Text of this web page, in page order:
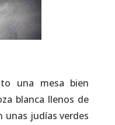
una mesa bien
blanca llenos de
unas judías verdes